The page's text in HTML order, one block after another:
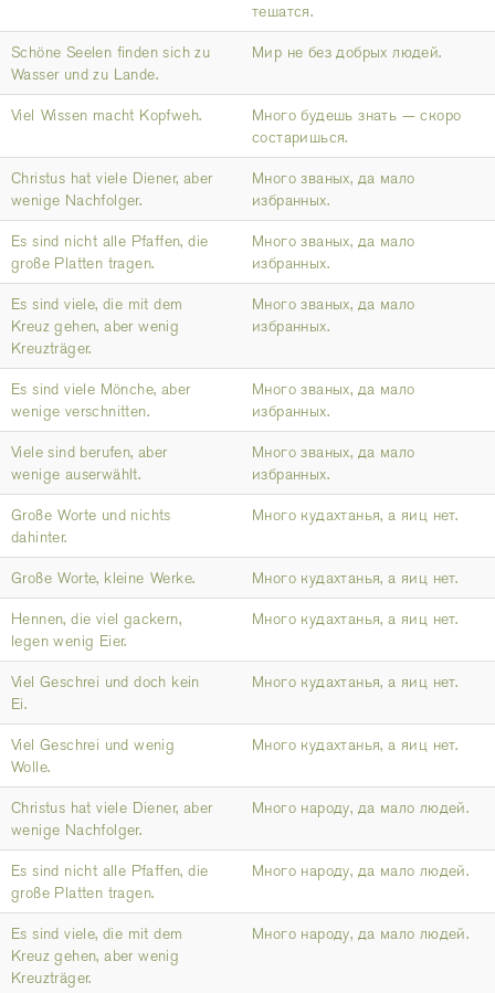
тешатся.
Schöne Seelen finden sich zu
Wasser und zu Lande.
Мир не без добрых людей.
Viel Wissen macht Kopfweh.
Много будешь знать — скоро
состаришься.
Christus hat viele Diener, aber
wenige Nachfolger.
Много званых, да мало
избранных.
Es sind nicht alle Pfaffen, die
große Platten tragen.
Много званых, да мало
избранных.
Es sind viele, die mit dem
Kreuz gehen, aber wenig
Kreuzträger.
Много званых, да мало
избранных.
Es sind viele Mönche, aber
wenige verschnitten.
Много званых, да мало
избранных.
Viele sind berufen, aber
wenige auserwählt.
Много званых, да мало
избранных.
Große Worte und nichts
dahinter.
Много кудахтанья, а яиц нет.
Große Worte, kleine Werke. Много кудахтанья, а яиц нет.
Hennen, die viel gackern,
legen wenig Eier.
Много кудахтанья, а яиц нет.
Viel Geschrei und doch kein
Ei.
Много кудахтанья, а яиц нет.
Viel Geschrei und wenig
Wolle.
Много кудахтанья, а яиц нет.
Christus hat viele Diener, aber
wenige Nachfolger.
Много народу, да мало людей.
Es sind nicht alle Pfaffen, die
große Platten tragen.
Много народу, да мало людей.
Es sind viele, die mit dem
Kreuz gehen, aber wenig
Kreuzträger.
Много народу, да мало людей.